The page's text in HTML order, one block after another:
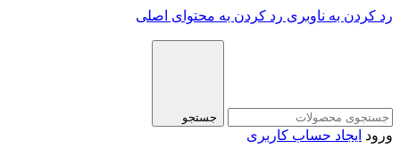
رد کردن به ناوبری رد کردن به محتوای اصلی
جستجو
ورود ایجاد حساب کاربری